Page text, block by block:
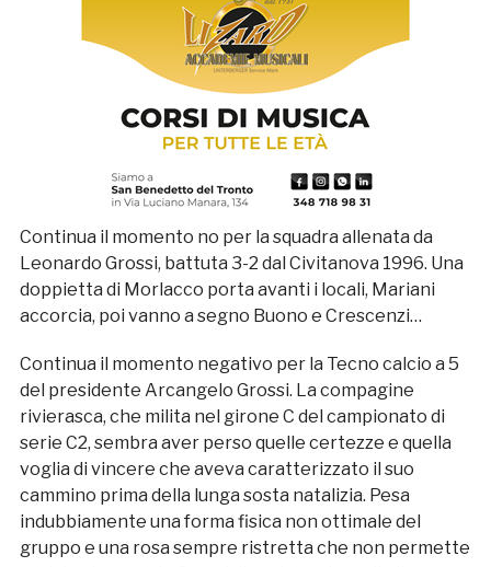
Continua il momento no per la squadra allenata da
Leonardo Grossi, battuta 3-2 dal Civitanova 1996. Una
doppietta di Morlacco porta avanti i locali, Mariani
accorcia, poi vanno a segno Buono e Crescenzi…
Continua il momento negativo per la Tecno calcio a 5
del presidente Arcangelo Grossi. La compagine
rivierasca, che milita nel girone C del campionato di
serie C2, sembra aver perso quelle certezze e quella
voglia di vincere che aveva caratterizzato il suo
cammino prima della lunga sosta natalizia. Pesa
indubbiamente una forma fisica non ottimale del
gruppo e una rosa sempre ristretta che non permette